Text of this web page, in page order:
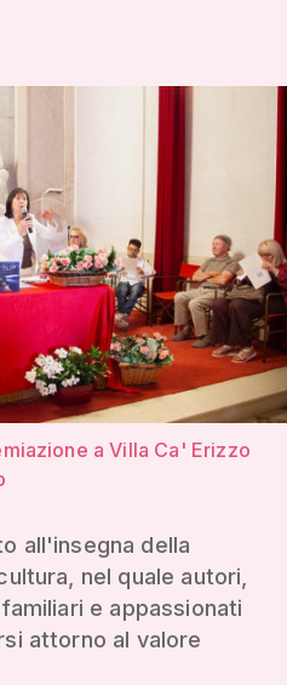
a Villa Ca' Erizzo
all'insegna della
nel quale autori,
e appassionati
attorno al valore